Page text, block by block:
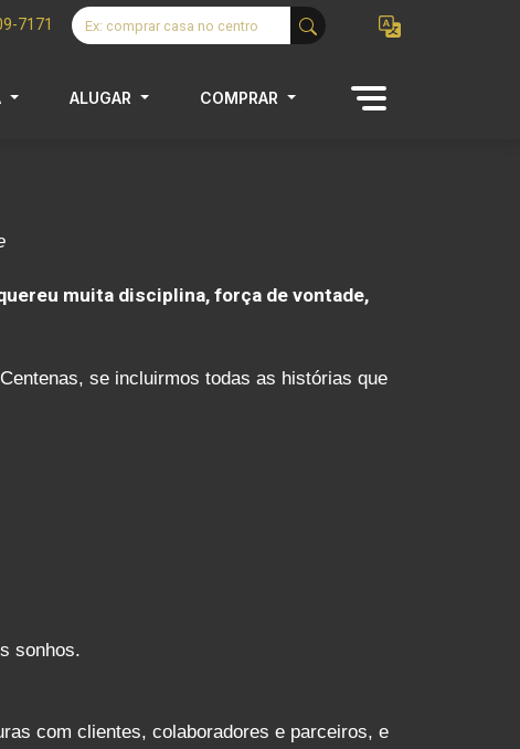
7171
ALUGAR COMPRAR
muita disciplina, força de vontade,
se incluirmos todas as histórias que
sonhos.
com clientes, colaboradores e parceiros, e